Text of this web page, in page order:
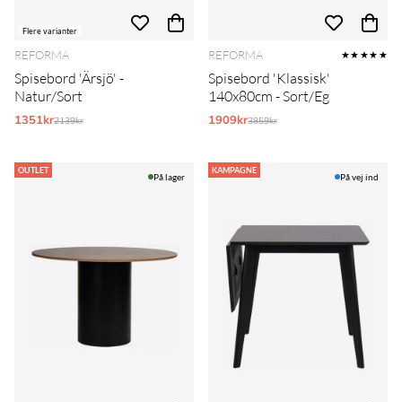
Flere varianter
REFORMA
Spisebord 'Ärsjö' -
Natur/Sort
1351krNormalpris:
2139kr
REFORMA ★★★★★
Spisebord 'Klassisk'
140x80cm - Sort/Eg
1909krNormalpris:
3859kr
OUTLET
På lager
KAMPAGNE
På vej ind